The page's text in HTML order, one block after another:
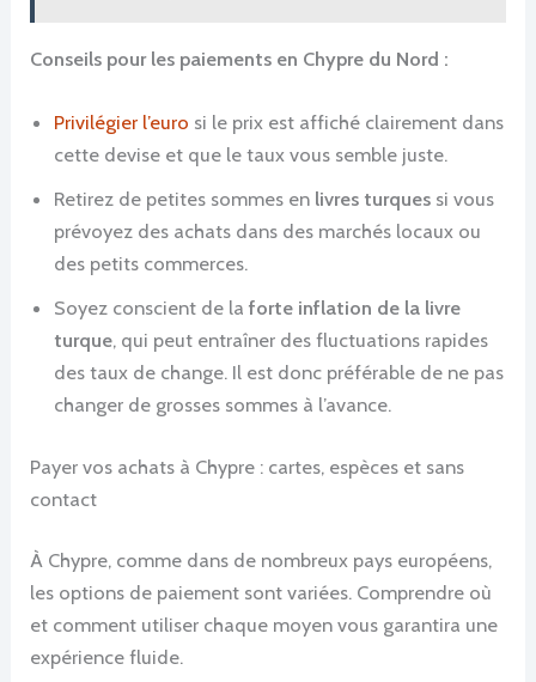
Conseils pour les paiements en Chypre du Nord :
Privilégier l’euro si le prix est affiché clairement dans
cette devise et que le taux vous semble juste.
Retirez de petites sommes en livres turques si vous
prévoyez des achats dans des marchés locaux ou
des petits commerces.
Soyez conscient de laforte inflation de la livre
turque, qui peut entraîner des fluctuations rapides
des taux de change. Il est donc préférable de ne pas
changer de grosses sommes à l’avance.
Payer vos achats à Chypre : cartes, espèces et sans
contact
À Chypre, comme dans de nombreux pays européens,
les options de paiement sont variées. Comprendre où
et comment utiliser chaque moyen vous garantira une
expérience fluide.